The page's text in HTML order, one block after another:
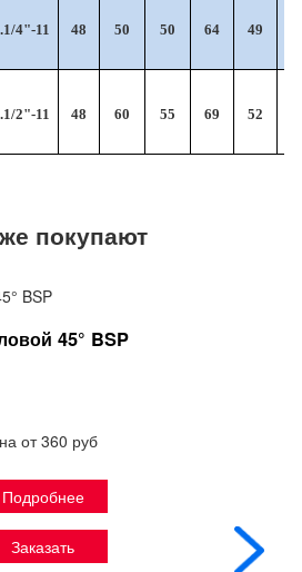
4"-11 48 50 50 64 49
2"-11 48 60 55 69 52
покупают
45° BSP
от 360 руб
Подробнее
Заказать